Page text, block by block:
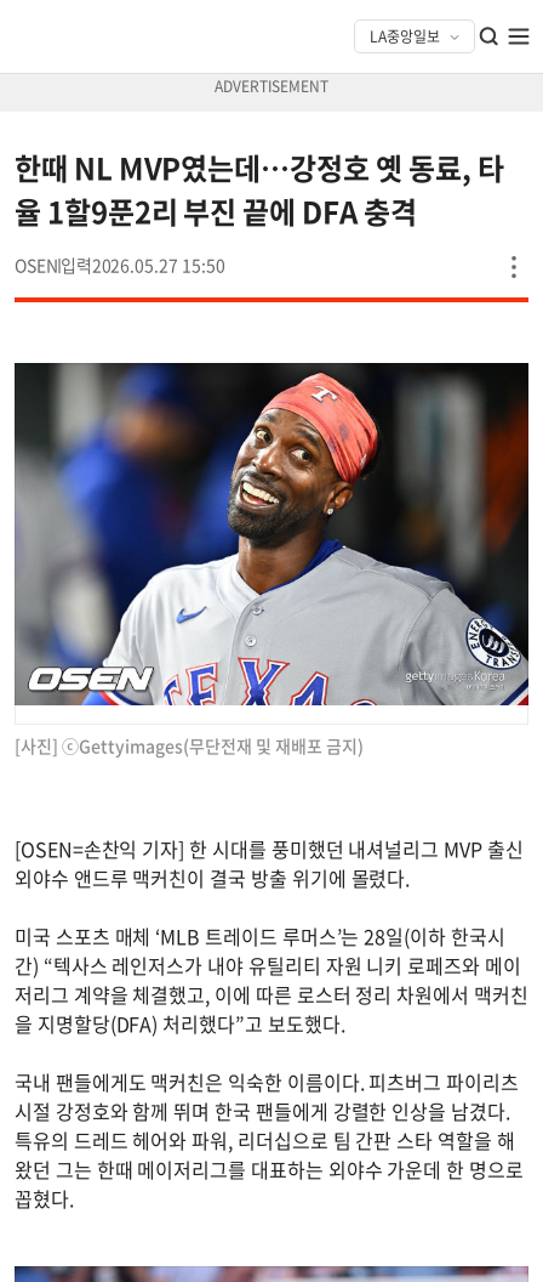
한때 NL MVP였는데…강정호 옛 동료, 타
율 1할9푼2리 부진 끝에 DFA 충격
OSEN 2026.05.27 15:50
[사진] ⓒGettyimages(무단전재 및 재배포 금지)
[OSEN=손찬익 기자] 한 시대를 풍미했던 내셔널리그 MVP 출신
외야수 앤드루 맥커친이 결국 방출 위기에 몰렸다.
미국 스포츠 매체 ‘MLB 트레이드 루머스’는 28일(이하 한국시
간) “텍사스 레인저스가 내야 유틸리티 자원 니키 로페즈와 메이
저리그 계약을 체결했고, 이에 따른 로스터 정리 차원에서 맥커친
을 지명할당(DFA) 처리했다”고 보도했다.
국내 팬들에게도 맥커친은 익숙한 이름이다. 피츠버그 파이리츠
시절 강정호와 함께 뛰며 한국 팬들에게 강렬한 인상을 남겼다.
특유의 드레드 헤어와 파워, 리더십으로 팀 간판 스타 역할을 해
왔던 그는 한때 메이저리그를 대표하는 외야수 가운데 한 명으로
꼽혔다.